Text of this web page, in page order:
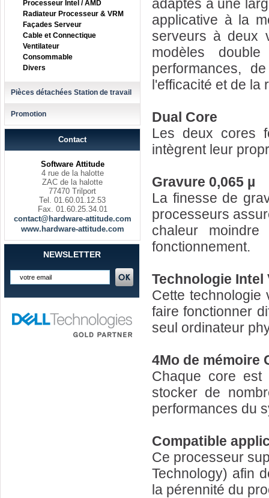
Processeur Intel / AMD
Radiateur Processeur & VRM
Façades Serveur
Cable et Connectique
Ventilateur
Consommable
Divers
Pièces détachées Station de travail
Promotion
Contact
Software Attitude
4 rue de la halotte
ZAC de la halotte
77470 Trilport
Tel. 01.60.01.12.53
Fax. 01.60.25.34.01
contact@hardware-attitude.com
www.hardware-attitude.com
NEWSLETTER
adaptés à une
applicative à la
serveurs à deux
modèles
performances,
l'efficacité et de la
Dual Core
Les deux cores
intègrent leur
Gravure 0,065 µ
La finesse de
processeurs
chaleur
fonctionnement.
Technologie
Cette
faire fonctionner
seul ordinateur
4Mo de mémoire
Chaque core est
stocker de
performances du
Compatible
Ce processeur
Technology) afin
la pérennité du